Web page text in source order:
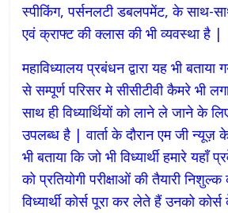
स्पीकिंग, पर्सनलटी डबलपमेंट, के साथ-
एवं क्राफ्ट की क्लास की भी व्यवस्था है |
महाविध्यालय प्रबंधन द्वारा यह भी बताया
से सम्पूर्ण परिसर मे सीसीटीवी कैमरे भी
साथ ही विध्यार्थियों को लाने ले जाने के
उपलब्ध है | वार्ता के दौरान एम जी न्यूज़
भी बताया कि जो भी विध्यार्थी हमारे
को प्रतियोगी परीक्षाओं की तैयारी
विध्यार्थी कोर्स पूरा कर लेते हैं उनको